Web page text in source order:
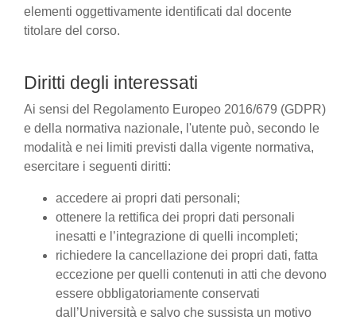
elementi oggettivamente identificati dal docente
titolare del corso.
Diritti degli interessati
Ai sensi del Regolamento Europeo 2016/679 (GDPR)
e della normativa nazionale, l'utente può, secondo le
modalità e nei limiti previsti dalla vigente normativa,
esercitare i seguenti diritti:
accedere ai propri dati personali;
ottenere la rettifica dei propri dati personali
inesatti e l’integrazione di quelli incompleti;
richiedere la cancellazione dei propri dati, fatta
eccezione per quelli contenuti in atti che devono
essere obbligatoriamente conservati
dall’Università e salvo che sussista un motivo